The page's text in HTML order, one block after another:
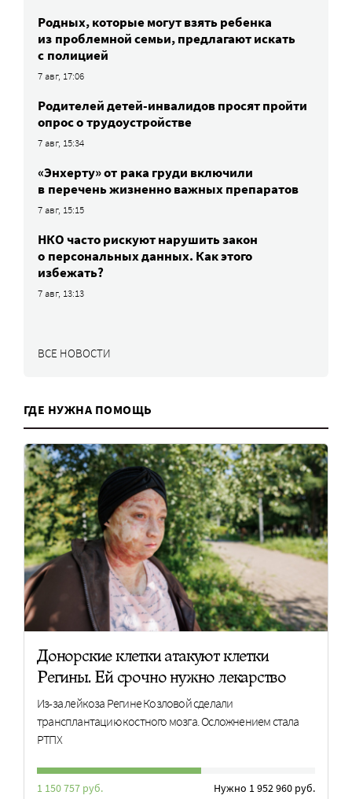
Родных, которые могут взять ребенка
из проблемной семьи, предлагают искать
с полицией
7 авг, 17:06
Родителей детей-инвалидов просят пройти
опрос о трудоустройстве
7 авг, 15:34
«Энхерту» от рака груди включили
в перечень жизненно важных препаратов
7 авг, 15:15
НКО часто рискуют нарушить закон
о персональных данных. Как этого
избежать?
7 авг, 13:13
ВСЕ НОВОСТИ
ГДЕ НУЖНА ПОМОЩЬ
Донорские клетки атакуют клетки
Регины. Ей срочно нужно лекарство
Из-за лейкоза Регине Козловой сделали
трансплантацию костного мозга. Осложнением стала
РТПХ
1 150 757 руб. Нужно 1 952 960 руб.